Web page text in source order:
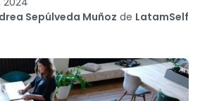
Sepúlveda Muñoz de LatamSelf